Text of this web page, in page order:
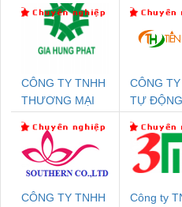
CÔNG TY TNHH
THƯƠNG MẠI
THUẬT ĐIỆN CƠ
GIA HƯNG PHÁT
CÔNG
TỰ
CÔNG TY TNHH
Công ty